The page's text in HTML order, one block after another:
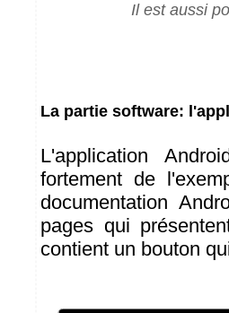
Il est aussi
La partie software:
L'application
fortement de
documentation
pages qui
contient un bouton